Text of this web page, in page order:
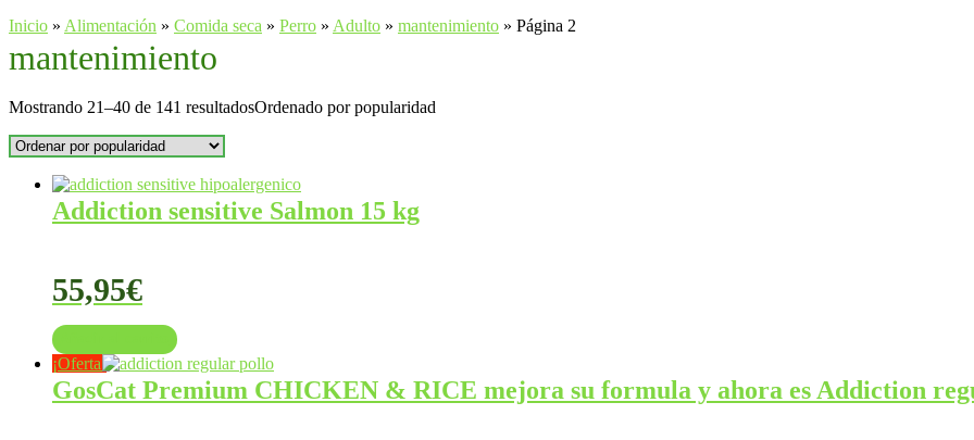
Inicio » Alimentación » Comida seca » Perro » Adulto » mantenimiento » Página 2
mantenimiento
Mostrando 21–40 de 141 resultadosOrdenado por popularidad
Addiction sensitive Salmon 15 kg
55,95€
¡Oferta!
GosCat Premium CHICKEN & RICE mejora su formula y ahora es Addiction